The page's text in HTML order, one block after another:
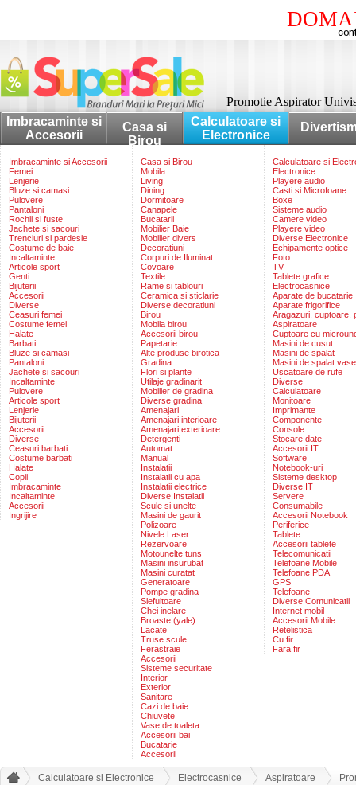
Promotie Aspirator
Imbracaminte si
Accesorii
Casa si
Birou
Calculatoare si
Electronice
Imbracaminte si Accesorii
Femei
Lenjerie
Bluze si camasi
Pulovere
Pantaloni
Rochii si fuste
Jachete si sacouri
Trenciuri si pardesie
Costume de baie
Incaltaminte
Articole sport
Genti
Bijuterii
Accesorii
Diverse
Ceasuri femei
Costume femei
Halate
Barbati
Bluze si camasi
Pantaloni
Jachete si sacouri
Incaltaminte
Pulovere
Articole sport
Lenjerie
Bijuterii
Accesorii
Diverse
Ceasuri barbati
Costume barbati
Halate
Copii
Imbracaminte
Incaltaminte
Accesorii
Ingrijire
Casa si Birou
Mobila
Living
Dining
Dormitoare
Canapele
Bucatarii
Mobilier Baie
Mobilier divers
Decoratiuni
Corpuri de Iluminat
Covoare
Textile
Rame si tablouri
Ceramica si sticlarie
Diverse decoratiuni
Birou
Mobila birou
Accesorii birou
Papetarie
Alte produse birotica
Gradina
Flori si plante
Utilaje gradinarit
Mobilier de gradina
Diverse gradina
Amenajari
Amenajari interioare
Amenajari exterioare
Detergenti
Automat
Manual
Instalatii
Instalatii cu apa
Instalatii electrice
Diverse Instalatii
Scule si unelte
Masini de gaurit
Polizoare
Nivele Laser
Rezervoare
Motounelte tuns
Masini insurubat
Masini curatat
Generatoare
Pompe gradina
Slefuitoare
Chei inelare
Broaste (yale)
Lacate
Truse scule
Ferastraie
Accesorii
Sisteme securitate
Interior
Exterior
Sanitare
Cazi de baie
Chiuvete
Vase de toaleta
Accesorii bai
Bucatarie
Accesorii
Calculatoare si
Electronice
Playere audio
Casti si Microfoane
Boxe
Sisteme audio
Camere video
Playere video
Diverse Electronice
Echipamente optice
Foto
TV
Tablete grafice
Electrocasnice
Aparate de bucatarie
Aparate frigorifice
Aragazuri, cuptoare,
Aspiratoare
Cuptoare cu
Masini de cusut
Masini de spalat
Masini de spalat vase
Uscatoare de rufe
Diverse
Calculatoare
Monitoare
Imprimante
Componente
Console
Stocare date
Accesorii IT
Software
Notebook-uri
Sisteme desktop
Diverse IT
Servere
Consumabile
Accesorii Notebook
Periferice
Tablete
Accesorii tablete
Telecomunicatii
Telefoane Mobile
Telefoane PDA
GPS
Telefoane
Diverse Comunicatii
Internet mobil
Accesorii Mobile
Retelistica
Cu fir
Fara fir
Calculatoare si Electronice Electrocasnice Aspiratoare